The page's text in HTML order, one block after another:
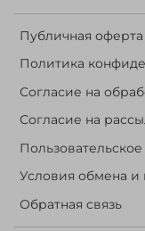
Публичная оферта
Политика
Согласие на
Согласие на
Условия обмена и
Обратная связь